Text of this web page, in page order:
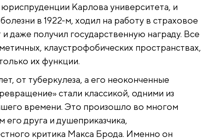
Карлова университета, и
в 1922-м, ходил на работу в страховое
даже получил государственную награду. Все
клаустрофобических пространствах,
их функции.
от туберкулеза, а его неоконченные
стали классикой, одними из
времени. Это произошло во многом
друга и душеприказчика,
критика Макса Брода. Именно он